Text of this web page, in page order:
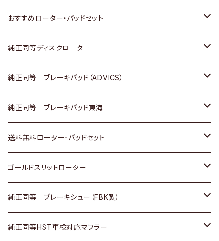
ダイハツ
マツダ
三菱
スバル
日野
三菱ふそう
ＢＭＷ
いすゞ
ダイハツ
マツダ
三菱
日野
三菱ふそう
いすゞ
ダイハツ
三菱
日野
三菱ふそう
その他
スズキ
日産
ダイハツ
マツダ
三菱
スバル
ホンダ
スズキ
日産
いすゞ
ダイハツ
マツダ
三菱
スバル
トヨタ
日産
いすゞ
ダイハツ
マツダ
三菱
おすすめローター・パッドセット
トヨタ
ホンダ
スズキ
日産
ダイハツ
マツダ
三菱
純正同等ディスクローター
トヨタ
ホンダ
スズキ
日産
いすゞ
ダイハツ
純正同等 ブレーキパッド（ADVICS）
トヨタ
ホンダ
スズキ
日産
ダイハツ
純正同等 ブレーキパッド東海
トヨタ
ホンダ
日産
いすゞ
送料無料ローター・パッドセット
トヨタ
ホンダ
スズキ
ゴールドスリットローター
トヨタ
ホンダ
純正同等 ブレーキシュー（FBK製）
ホンダ
純正同等HST車検対応マフラー